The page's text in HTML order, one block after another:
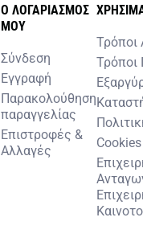
O ΛΟΓΑΡΙΑΣΜOΣ
MOY
Σύνδεση
Εγγραφή
Παρακολούθηση
παραγγελίας
Επιστροφές &
Αλλαγές
Τρόποι
Τρόποι
Cookies